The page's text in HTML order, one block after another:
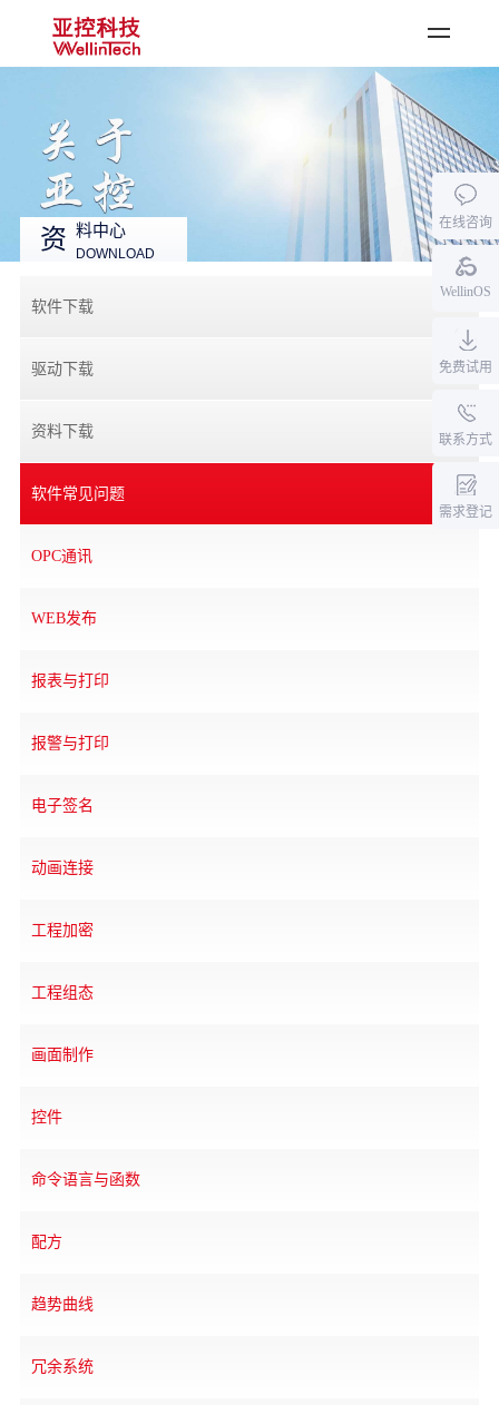
首页
公司产品
行业应用
新闻中心
加入我们
资 料中心
DOWNLOAD
软件下载
驱动下载
资料下载
软件常见问题
OPC通讯
WEB发布
报表与打印
报警与打印
电子签名
动画连接
工程加密
工程组态
画面制作
控件
命令语言与函数
配方
趋势曲线
冗余系统
在线咨询
WellinOS
免费试用
联系方式
需求登记